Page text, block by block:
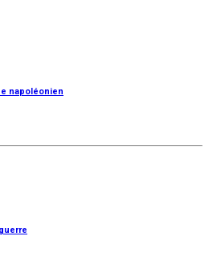
napoléonien